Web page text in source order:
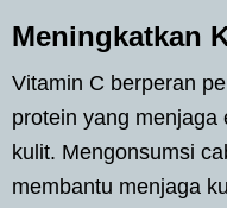
Meningkatkan
Vitamin C berperan
protein yang menjaga
kulit. Mengonsumsi
membantu menjaga